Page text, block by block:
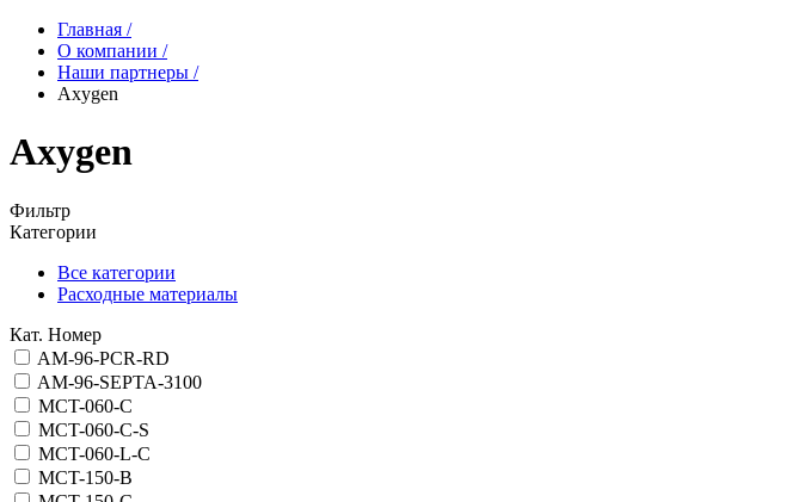
Главная /
О компании /
Наши партнеры /
Axygen
Axygen
Фильтр
Категории
Все категории
Расходные материалы
Кат. Номер
AM-96-PCR-RD
AM-96-SEPTA-3100
MCT-060-C
MCT-060-C-S
MCT-060-L-C
MCT-150-B